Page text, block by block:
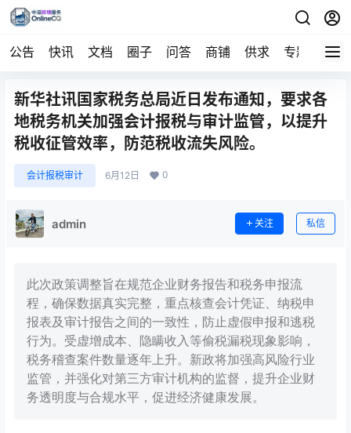
公告 快讯 文档 圈子 问答 商铺 供求 专题 导航
新华社讯国家税务总局近日发布通知，要求各
地税务机关加强会计报税与审计监管，以提升
税收征管效率，防范税收流失风险。
会计报税审计 6月12日 0
admin 关注 私信
此次政策调整旨在规范企业财务报告和税务申报流
程，确保数据真实完整，重点核查会计凭证、纳税申
报表及审计报告之间的一致性，防止虚假申报和逃税
行为。受虚增成本、隐瞒收入等偷税漏税现象影响，
税务稽查案件数量逐年上升。新政将加强高风险行业
监管，并强化对第三方审计机构的监督，提升企业财
务透明度与合规水平，促进经济健康发展。